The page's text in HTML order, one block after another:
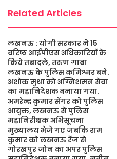
Related Articles
लखनऊ : योगी सरकार ने 15
वरिष्ठ आईपीएस अधिकारियों के
किये तबादले, तरुण गाबा
लखनऊ के पुलिस कमिश्नर बने.
अशोक मुथा को अग्निशमन सेवा
का महानिदेशक बनाया गया.
अमरेन्द्र कुमार सेंगर को पुलिस
आयुक्त, लखनऊ से पुलिस
महानिरीक्षक अभिसूचना
मुख्यालय भेजे गए जबकि राम
कुमार को लखनऊ रेंज से
गोरखपुर जोन का अपर पुलिस